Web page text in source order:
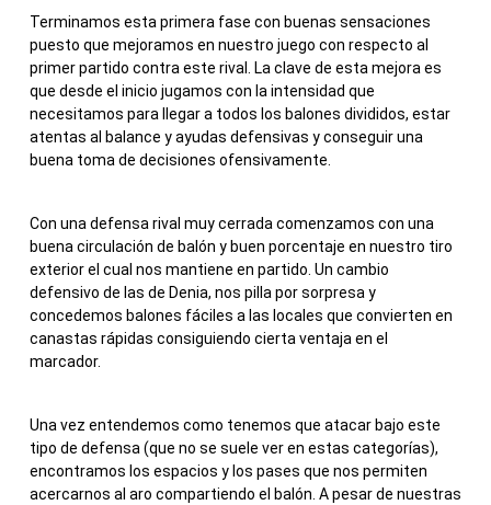
Terminamos esta primera fase con buenas sensaciones
puesto que mejoramos en nuestro juego con respecto al
primer partido contra este rival. La clave de esta mejora es
que desde el inicio jugamos con la intensidad que
necesitamos para llegar a todos los balones divididos, estar
atentas al balance y ayudas defensivas y conseguir una
buena toma de decisiones ofensivamente.
Con una defensa rival muy cerrada comenzamos con una
buena circulación de balón y buen porcentaje en nuestro tiro
exterior el cual nos mantiene en partido. Un cambio
defensivo de las de Denia, nos pilla por sorpresa y
concedemos balones fáciles a las locales que convierten en
canastas rápidas consiguiendo cierta ventaja en el
marcador.
Una vez entendemos como tenemos que atacar bajo este
tipo de defensa (que no se suele ver en estas categorías),
encontramos los espacios y los pases que nos permiten
acercarnos al aro compartiendo el balón. A pesar de nuestras